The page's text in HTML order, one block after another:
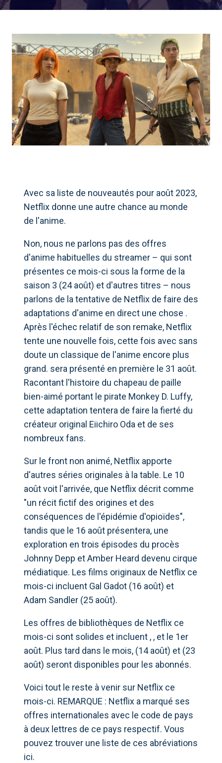
Avec sa liste de nouveautés pour août 2023,
Netflix donne une autre chance au monde
de l'anime.
Non, nous ne parlons pas des offres
d'anime habituelles du streamer – qui sont
présentes ce mois-ci sous la forme de la
saison 3 (24 août) et d'autres titres – nous
parlons de la tentative de Netflix de faire des
adaptations d'anime en direct une chose .
Après l'échec relatif de son remake, Netflix
tente une nouvelle fois, cette fois avec sans
doute un classique de l'anime encore plus
grand. sera présenté en première le 31 août.
Racontant l'histoire du chapeau de paille
bien-aimé portant le pirate Monkey D. Luffy,
cette adaptation tentera de faire la fierté du
créateur original Eiichiro Oda et de ses
nombreux fans.
Sur le front non animé, Netflix apporte
d'autres séries originales à la table. Le 10
août voit l'arrivée, que Netflix décrit comme
"un récit fictif des origines et des
conséquences de l'épidémie d'opioïdes",
tandis que le 16 août présentera, une
exploration en trois épisodes du procès
Johnny Depp et Amber Heard devenu cirque
médiatique. Les films originaux de Netflix ce
mois-ci incluent Gal Gadot (16 août) et
Adam Sandler (25 août).
Les offres de bibliothèques de Netflix ce
mois-ci sont solides et incluent , , et le 1er
août. Plus tard dans le mois, (14 août) et (23
août) seront disponibles pour les abonnés.
Voici tout le reste à venir sur Netflix ce
mois-ci. REMARQUE : Netflix a marqué ses
offres internationales avec le code de pays
à deux lettres de ce pays respectif. Vous
pouvez trouver une liste de ces abréviations
ici.